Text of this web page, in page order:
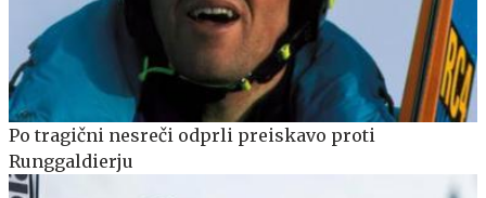
Po tragični nesreči odprli preiskavo proti
Runggaldierju